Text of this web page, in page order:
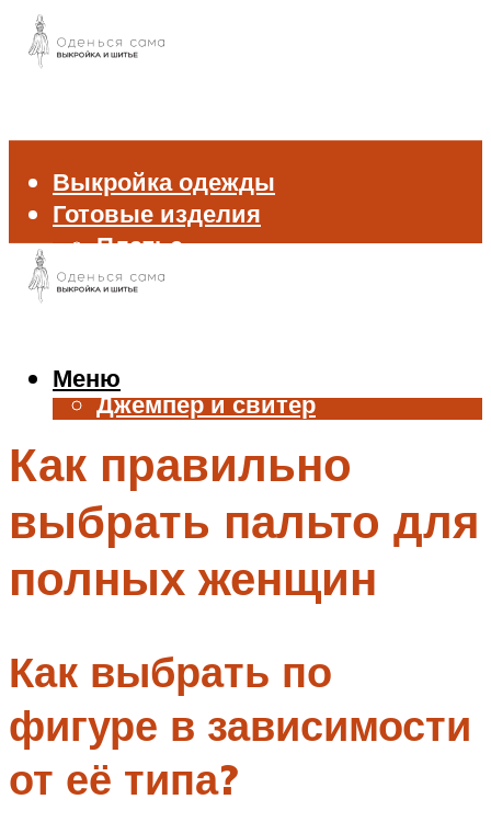
Выкройка одежды
Готовые изделия
Платье
Брюки
Жилет
Джемпер и свитер
Аксессуары
Меню
Меню
Как правильно
выбрать пальто для
полных женщин
Как выбрать по
фигуре в зависимости
от её типа?